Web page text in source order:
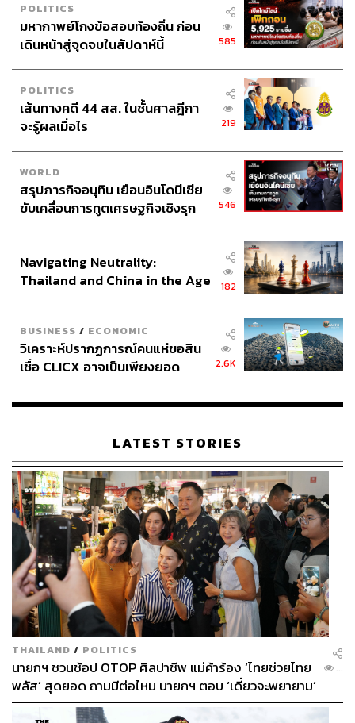
POLITICS
มหากาพย์โกงข้อสอบท้องถิ่น ก่อน
เดินหน้าสู่จุดจบในสัปดาห์นี้
585
POLITICS
เส้นทางคดี 44 สส. ในชั้นศาลฎีกา
จะรู้ผลเมื่อไร
219
WORLD
สรุปภารกิจอนุทิน เยือนอินโดนีเซีย
ขับเคลื่อนการทูตเศรษฐกิจเชิงรุก
546
Navigating Neutrality:
Thailand and China in the Age
182
BUSINESS / ECONOMIC
วิเคราะห์ปรากฏการณ์คนแห่ขอสิน
เชื่อ CLICX อาจเป็นเพียงยอด
เรือนไทยที่ถูกซุกไว้
2.6K
LATEST STORIES
THAILAND / POLITICS
นายกฯ ชวนช้อป OTOP ศิลปาชีพ แม่ค้าร้อง ‘ไทยช่วยไทย
พลัส’ สุดยอด ถามมีต่อไหม นายกฯ ตอบ ‘เดี๋ยวจะพยายาม’
...